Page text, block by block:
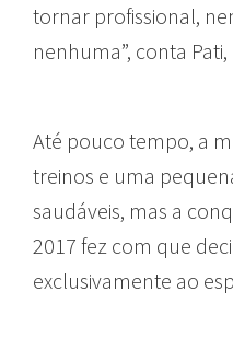
tornar profissional,
nenhuma”, conta
Até pouco tempo, a
treinos e uma
saudáveis, mas a
2017 fez com que
exclusivamente ao